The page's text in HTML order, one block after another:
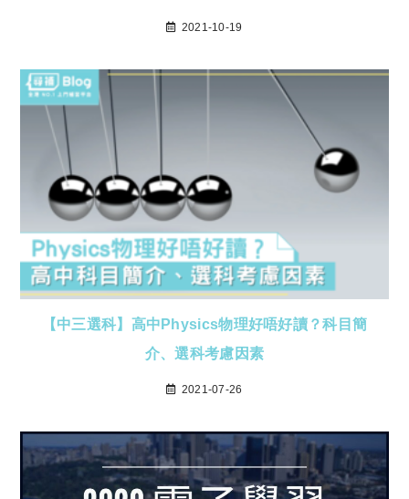
2021-10-19
【中三選科】高中Physics物理好唔好讀？科目簡
介、選科考慮因素
2021-07-26